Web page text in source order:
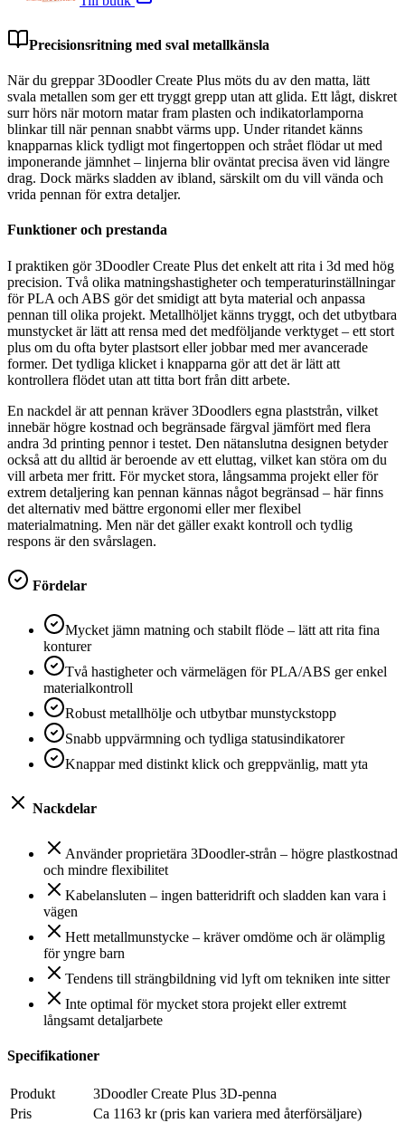
Precisionsritning med sval metallkänsla
När du greppar 3Doodler Create Plus möts du av den matta, lätt
svala metallen som ger ett tryggt grepp utan att glida. Ett lågt, diskret
surr hörs när motorn matar fram plasten och indikatorlamporna
blinkar till när pennan snabbt värms upp. Under ritandet känns
knapparnas klick tydligt mot fingertoppen och strået flödar ut med
imponerande jämnhet – linjerna blir oväntat precisa även vid längre
drag. Dock märks sladden av ibland, särskilt om du vill vända och
vrida pennan för extra detaljer.
Funktioner och prestanda
I praktiken gör 3Doodler Create Plus det enkelt att rita i 3d med hög
precision. Två olika matningshastigheter och temperaturinställningar
för PLA och ABS gör det smidigt att byta material och anpassa
pennan till olika projekt. Metallhöljet känns tryggt, och det utbytbara
munstycket är lätt att rensa med det medföljande verktyget – ett stort
plus om du ofta byter plastsort eller jobbar med mer avancerade
former. Det tydliga klicket i knapparna gör att det är lätt att
kontrollera flödet utan att titta bort från ditt arbete.
En nackdel är att pennan kräver 3Doodlers egna plaststrån, vilket
innebär högre kostnad och begränsade färgval jämfört med flera
andra 3d printing pennor i testet. Den nätanslutna designen betyder
också att du alltid är beroende av ett eluttag, vilket kan störa om du
vill arbeta mer fritt. För mycket stora, långsamma projekt eller för
extrem detaljering kan pennan kännas något begränsad – här finns
det alternativ med bättre ergonomi eller mer flexibel
materialmatning. Men när det gäller exakt kontroll och tydlig
respons är den svårslagen.
Fördelar
Mycket jämn matning och stabilt flöde – lätt att rita fina
konturer
Två hastigheter och värmelägen för PLA/ABS ger enkel
materialkontroll
Robust metallhölje och utbytbar munstyckstopp
Snabb uppvärmning och tydliga statusindikatorer
Knappar med distinkt klick och greppvänlig, matt yta
Nackdelar
Använder proprietära 3Doodler-strån – högre plastkostnad
och mindre flexibilitet
Kabelansluten – ingen batteridrift och sladden kan vara i
vägen
Hett metallmunstycke – kräver omdöme och är olämplig
för yngre barn
Tendens till strängbildning vid lyft om tekniken inte sitter
Inte optimal för mycket stora projekt eller extremt
långsamt detaljarbete
Specifikationer
Produkt
3Doodler Create Plus 3D-penna
Pris
Ca 1163 kr (pris kan variera med återförsäljare)